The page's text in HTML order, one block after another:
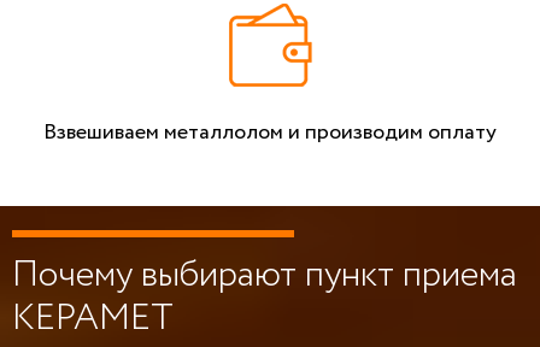
Взвешиваем металлолом и производим оплату
Почему выбирают пункт приема
КЕРАМЕТ